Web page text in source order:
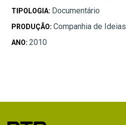
TIPOLOGIA: Documentário
PRODUÇÃO: Companhia de Ideias
ANO: 2010